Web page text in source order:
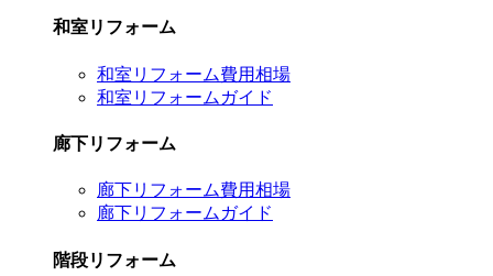
和室リフォーム
和室リフォーム費用相場
和室リフォームガイド
廊下リフォーム
廊下リフォーム費用相場
廊下リフォームガイド
階段リフォーム